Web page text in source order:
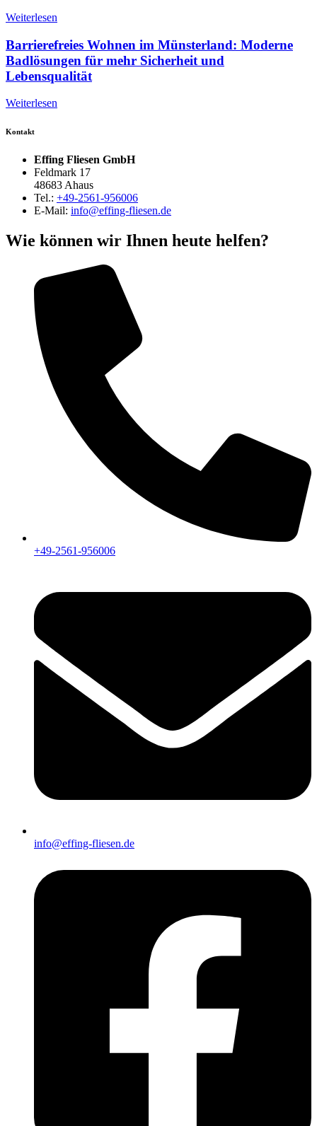
Weiterlesen
Barrierefreies Wohnen im Münsterland: Moderne
Badlösungen für mehr Sicherheit und
Lebensqualität
Weiterlesen
Kontakt
Effing Fliesen GmbH
Feldmark 17
48683 Ahaus
Tel.: +49-2561-956006
E-Mail: info@effing-fliesen.de
Wie können wir Ihnen heute helfen?
+49-2561-956006
info@effing-fliesen.de